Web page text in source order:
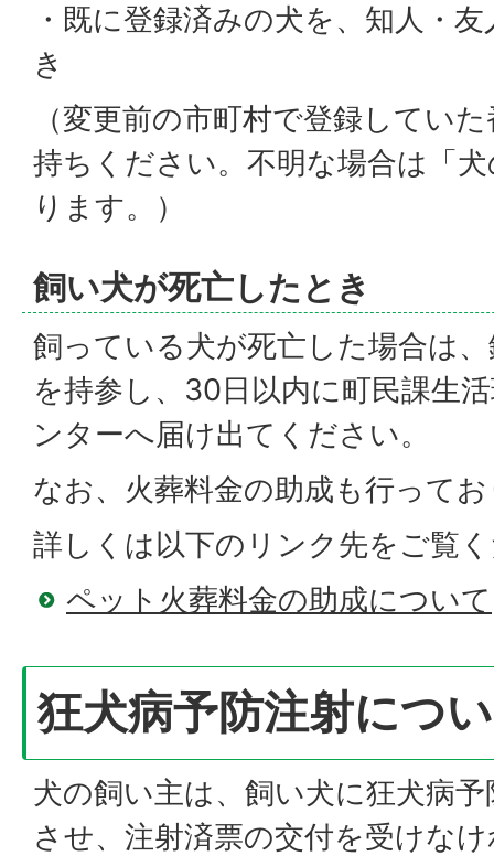
・既に登録済みの犬を、知人・
き
（変更前の市町村で登録してい
持ちください。不明な場合は「
ります。）
飼い犬が死亡したとき
飼っている犬が死亡した場合は
を持参し、30日以内に町民課生
ンターへ届け出てください。
なお、火葬料金の助成も行って
詳しくは以下のリンク先をご覧
ペット火葬料金の助成について
狂犬病予防注射につ
犬の飼い主は、飼い犬に狂犬病
させ、注射済票の交付を受けな